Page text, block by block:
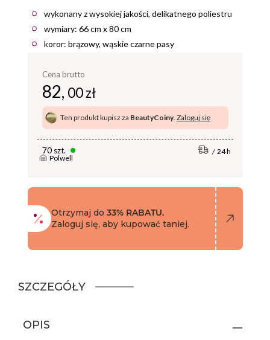
wykonany z wysokiej jakości, delikatnego poliestru
wymiary: 66 cm x 80 cm
koror: brązowy, wąskie czarne pasy
Cena brutto
82, 00 zł
Ten produkt kupisz za BeautyCoiny. Zaloguj się
70 szt.
Polwell
24 h
Otrzymaj do 33% RABATU.
Zaloguj się, aby kupować taniej.
SZCZEGÓŁY
OPIS